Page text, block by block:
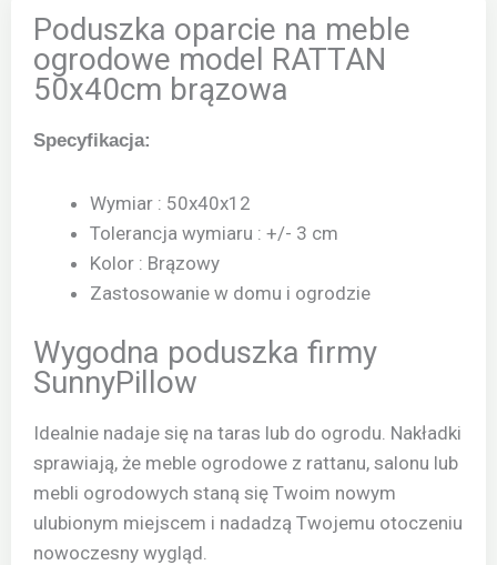
Poduszka oparcie na meble
ogrodowe model RATTAN
50x40cm brązowa
Specyfikacja:
Wymiar : 50x40x12
Tolerancja wymiaru : +/- 3 cm
Kolor : Brązowy
Zastosowanie w domu i ogrodzie
Wygodna poduszka firmy
SunnyPillow
Idealnie nadaje się na taras lub do ogrodu. Nakładki
sprawiają, że meble ogrodowe z rattanu, salonu lub
mebli ogrodowych staną się Twoim nowym
ulubionym miejscem i nadadzą Twojemu otoczeniu
nowoczesny wygląd.